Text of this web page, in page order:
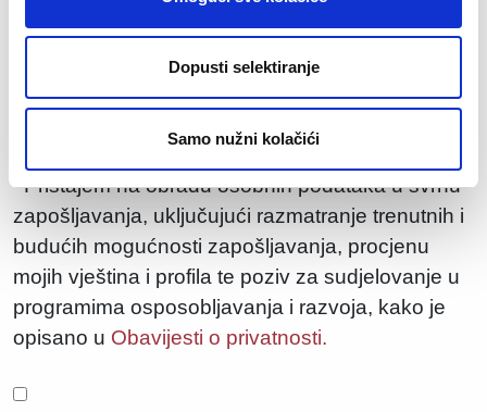
Dopusti selektiranje
Samo nužni kolačići
Manpower d.o.o., Ulica grada Vukovara 23, 10000 Zagreb, obrađuje Vaše osobne
poduzimanja radnji na zahtjev ispitanika radi sklapanja ugovora o radu, sukladno članku
obrađujemo Vaše osobne podatke dostupno je napolitici privatnosti.
*Pristajem na obradu osobnih podataka u svrhu
zapošljavanja, uključujući razmatranje trenutnih i
budućih mogućnosti zapošljavanja, procjenu
mojih vještina i profila te poziv za sudjelovanje u
programima osposobljavanja i razvoja, kako je
opisano u Obavijesti o privatnosti.